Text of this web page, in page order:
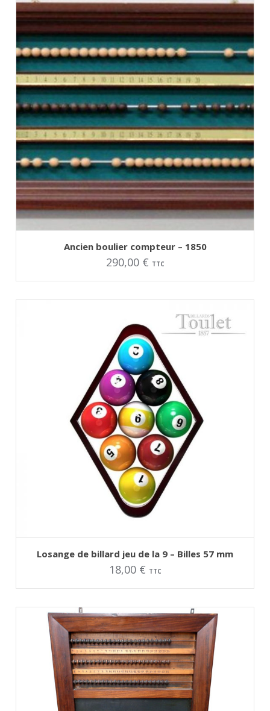
Ancien boulier compteur – 1850
290,00 € TTC
Losange de billard jeu de la 9 – Billes 57 mm
18,00 € TTC